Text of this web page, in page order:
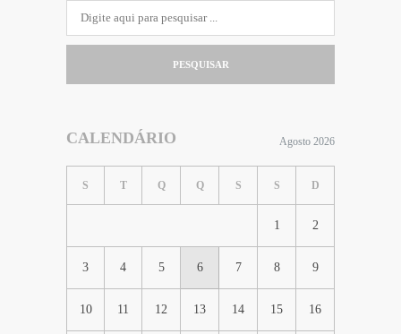
PESQUISAR
CALENDÁRIO Agosto 2026
S T Q Q S S D
1 2
3 4 5 6 7 8 9
10 11 12 13 14 15 16